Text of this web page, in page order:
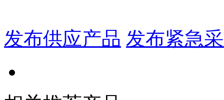
发布供应产品 发布紧急